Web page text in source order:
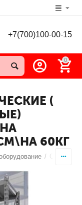
+7(700)100-00-15
0
(
60КГ
/ Стеллажи